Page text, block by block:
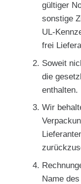
gültiger
sonstige
UL-
frei
Soweit
die
enthalten.
Wir
Name